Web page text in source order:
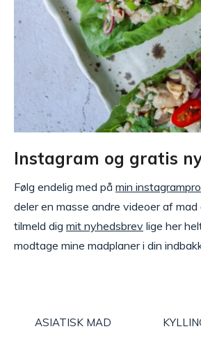
Instagram og gratis
Følg endelig med på min
deler en masse andre videoer af
tilmeld dig mit nyhedsbrev lige her
modtage mine madplaner i din
ASIATISK MAD